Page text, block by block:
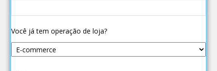
Você já tem operação de loja?